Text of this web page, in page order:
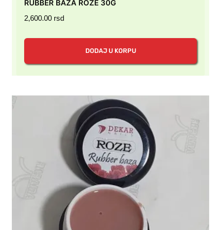
RUBBER BAZA ROZE 30G
2,600.00 rsd
DODAJ U KORPU